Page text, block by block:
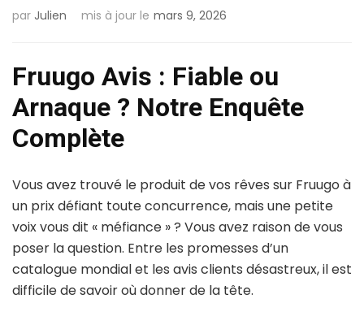
par Julien mis à jour le mars 9, 2026
Fruugo Avis : Fiable ou
Arnaque ? Notre Enquête
Complète
Vous avez trouvé le produit de vos rêves sur Fruugo à
un prix défiant toute concurrence, mais une petite
voix vous dit « méfiance » ? Vous avez raison de vous
poser la question. Entre les promesses d’un
catalogue mondial et les avis clients désastreux, il est
difficile de savoir où donner de la tête.